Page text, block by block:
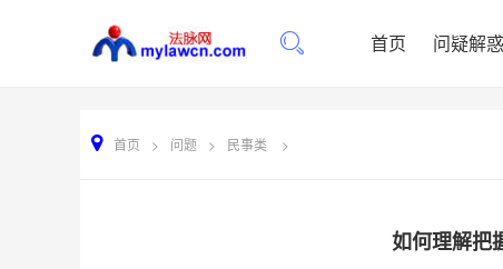
首页 问疑解惑
首页 > 问题 > 民事类 >
如何理解把